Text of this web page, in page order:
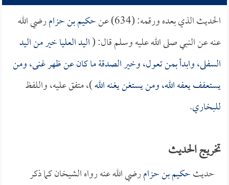
الحديث الذي بعده ورقمه: (634) عن حكيم بن حزامرضي الله
عنه عن النبي صلى الله عليه وسلم قال: (اليد العليا خير من اليد
السفلى، وابدأ بمن تعول، وخير الصدقة ما كان عن ظهر غنى، ومن
يستعفف يعفه الله، ومن يستغن يغنه الله)، متفق عليه، واللفظ
للبخاري.
تخريج الحديث
حديثحكيم بن حزامرضي الله عنه رواه الشيخان كما ذكر